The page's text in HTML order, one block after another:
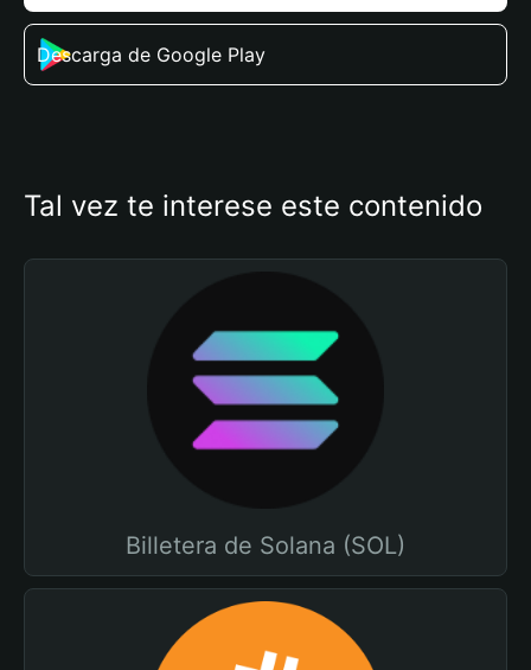
Descarga de Google Play
Tal vez te interese este contenido
Billetera de Solana (SOL)